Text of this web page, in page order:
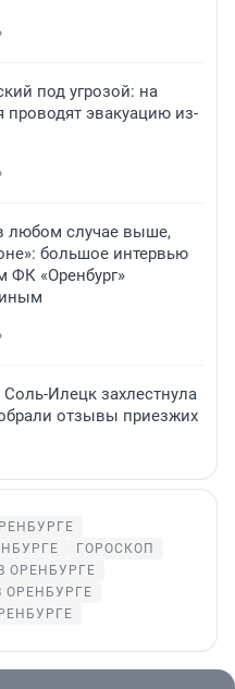
под угрозой: на
проводят эвакуацию из-
случае выше,
большое интервью
ФК «Оренбург»
Илецк захлестнула
отзывы приезжих
ГОРОСКОП
ОРЕНБУРГЕ
ОРЕНБУРГЕ